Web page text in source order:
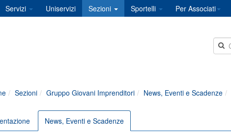
Servizi Uniservizi Sezioni Sportelli Per Associati
Sezioni Gruppo Giovani Imprenditori News, Eventi e Scadenze
News, Eventi e Scadenze